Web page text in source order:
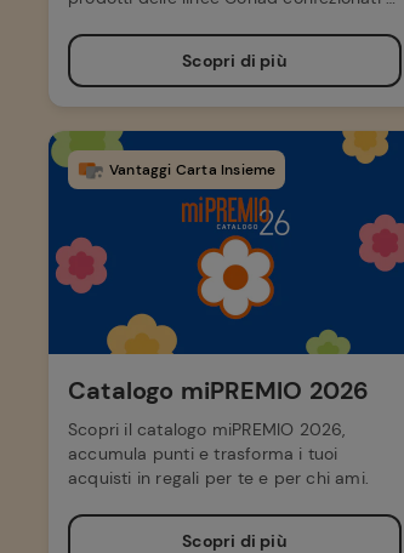
Scopri di più
Vantaggi Carta Insieme
Catalogo miPREMIO 2026
Scopri il catalogo miPREMIO 2026,
accumula punti e trasforma i tuoi
acquisti in regali per te e per chi ami.
Scopri di più